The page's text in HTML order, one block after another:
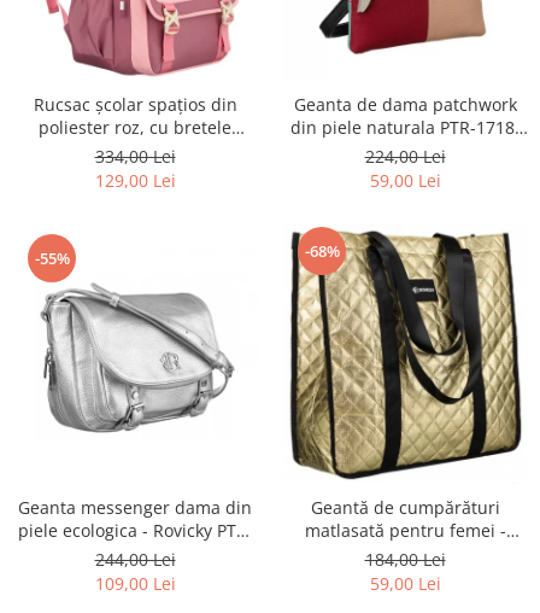
Rucsac școlar spațios din
poliester roz, cu bretele
reglabile - Peterson PTR-PTN
8610-1327 PINK
334,00 Lei
129,00 Lei
Geanta de dama patchwork
din piele naturala PTR-1718-
SKL-6922 MULTI
224,00 Lei
59,00 Lei
-55%
Geanta messenger dama din
piele ecologica - Rovicky PTR-
R-TOR-ALE-2-3776 SIL
244,00 Lei
109,00 Lei
-68%
Geantă de cumpărături
matlasată pentru femei -
Rovicky PTR-RSPV-001P-5277
GOLD
184,00 Lei
59,00 Lei